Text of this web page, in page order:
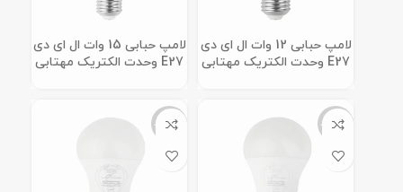
لامپ حبابی 12 وات ال ای دی
E27 وحدت الکتریک مهتابی
لامپ حبابی 15 وات ال ای دی
E27 وحدت الکتریک مهتابی
ناموجود ناموجود